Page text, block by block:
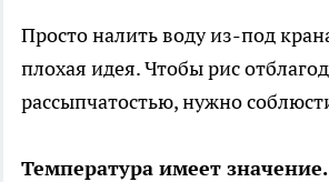
Просто налить воду из-под
плохая идея. Чтобы рис
рассыпчатостью, нужно
Температура имеет значение.